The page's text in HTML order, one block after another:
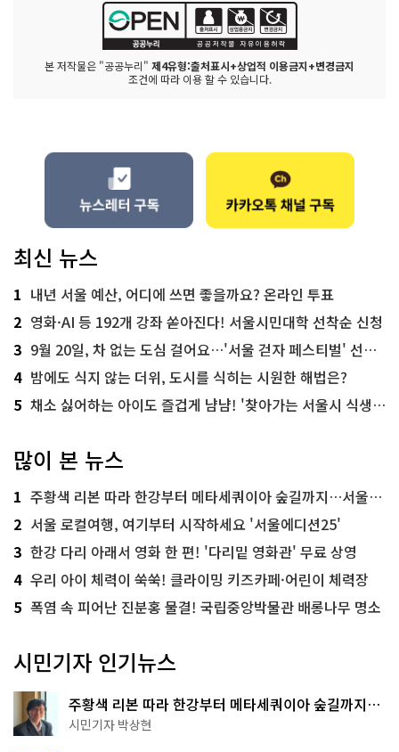
본 저작물은 "공공누리" 제4유형:출처표시+상업적 이용금지+변경금지
조건에 따라 이용 할 수 있습니다.
최신 뉴스
1 내년 서울 예산, 어디에 쓰면 좋을까요? 온라인 투표
2 영화·AI 등 192개 강좌 쏟아진다! 서울시민대학 선착순 신청
3 9월 20일, 차 없는 도심 걸어요…'서울 걷자 페스티벌' 선착순 5천명
4 밤에도 식지 않는 더위, 도시를 식히는 시원한 해법은?
5 채소 싫어하는 아이도 즐겁게 냠냠! '찾아가는 서울시 식생활 교육' 현장
많이 본 뉴스
1 주황색 리본 따라 한강부터 메타세쿼이아 숲길까지…서울둘레길 15코스
2 서울 로컬여행, 여기부터 시작하세요 '서울에디션25'
3 한강 다리 아래서 영화 한 편! '다리밑 영화관' 무료 상영
4 우리 아이 체력이 쑥쑥! 클라이밍 키즈카페·어린이 체력장
5 폭염 속 피어난 진분홍 물결! 국립중앙박물관 배롱나무 명소
시민기자 인기뉴스
주황색 리본 따라 한강부터 메타세쿼이아 숲길까지…
서울둘레길 15코스
시민기자 박상현